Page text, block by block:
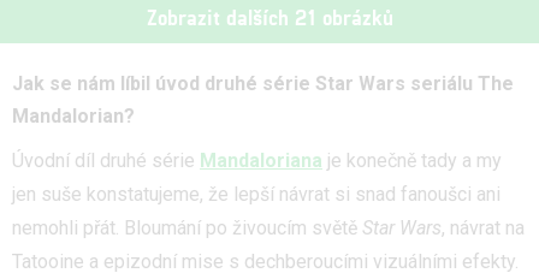
Zobrazit dalších 21 obrázků
Jak se nám líbil úvod druhé série Star Wars seriálu The
Mandalorian?
Úvodní díl druhé série Mandaloriana je konečně tady a my
jen suše konstatujeme, že lepší návrat si snad fanoušci ani
nemohli přát. Bloumání po živoucím světě Star Wars, návrat na
Tatooine a epizodní mise s dechberoucími vizuálními efekty.